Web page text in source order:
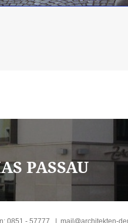
PASSAU
0851 - 57777 |mail@architekten-